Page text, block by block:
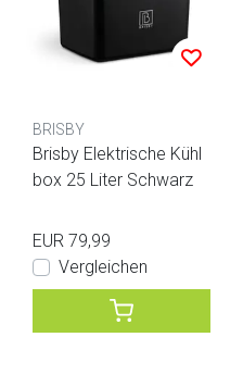
BRISBY
Brisby Elektrische Kühl
box 25 Liter Schwarz
EUR 79,99
Vergleichen